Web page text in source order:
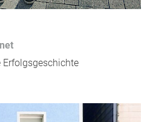
Erfolgsgeschichte